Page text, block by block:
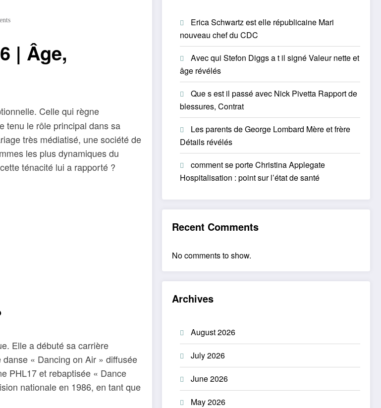
| Âge,
Celle qui règne
tenu le rôle principal dans sa
très médiatisé, une société de
les plus dynamiques du
ténacité lui a rapporté ?
Elle a débuté sa carrière
« Dancing on Air » diffusée
PHL17 et rebaptisée « Dance
nationale en 1986, en tant que
Erica Schwartz est elle républicaine Mari
nouveau chef du CDC
Avec qui Stefon Diggs a t il signé Valeur nette et
âge révélés
Que s est il passé avec Nick Pivetta Rapport de
blessures, Contrat
Les parents de George Lombard Mère et frère
Détails révélés
comment se porte Christina Applegate
Hospitalisation : point sur l’état de santé
Recent Comments
No comments to show.
Archives
August 2026
July 2026
June 2026
May 2026